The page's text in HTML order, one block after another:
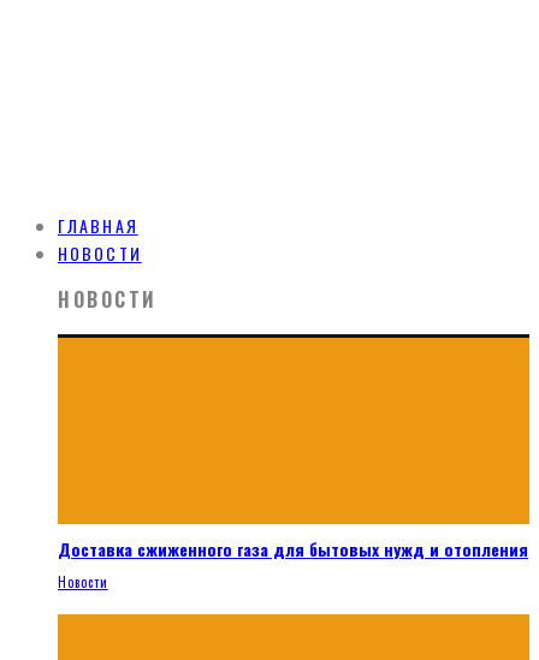
ГЛАВНАЯ
НОВОСТИ
НОВОСТИ
Доставка сжиженного газа для бытовых нужд и отопления
Новости